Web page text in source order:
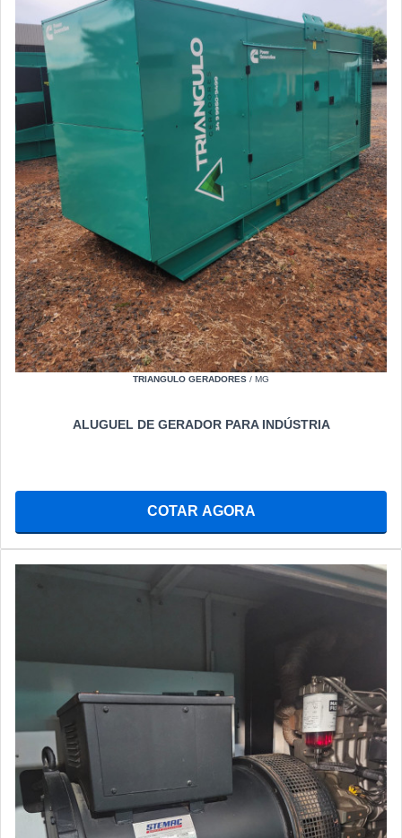
TRIANGULO GERADORES / MG
ALUGUEL DE GERADOR PARA INDÚSTRIA
COTAR AGORA